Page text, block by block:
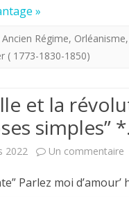
»
Ancien Régime, Orléanisme,
( 1773-1830-1850)
et la
simples” *.
2022 Un commentaire
Parlez moi